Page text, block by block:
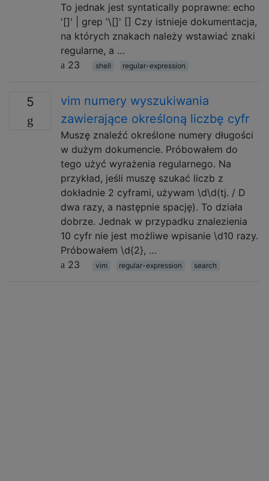
To jednak jest syntatically poprawne: echo
'[]' | grep '\[]' [] Czy istnieje dokumentacja,
na których znakach należy wstawiać znaki
regularne, a …
23
shell regular-expression
5
vim numery wyszukiwania
zawierające określoną liczbę cyfr
Muszę znaleźć określone numery długości
w dużym dokumencie. Próbowałem do
tego użyć wyrażenia regularnego. Na
przykład, jeśli muszę szukać liczb z
dokładnie 2 cyframi, używam \d\d(tj. / D
dwa razy, a następnie spację). To działa
dobrze. Jednak w przypadku znalezienia
10 cyfr nie jest możliwe wpisanie \d10 razy.
Próbowałem \d{2}, …
23
vim regular-expression search